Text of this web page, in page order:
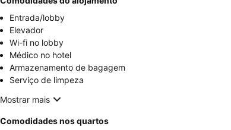
Entrada/lobby
Elevador
Wi-fi no lobby
Médico no hotel
Armazenamento de bagagem
Serviço de limpeza
Mostrar mais
Comodidades nos quartos